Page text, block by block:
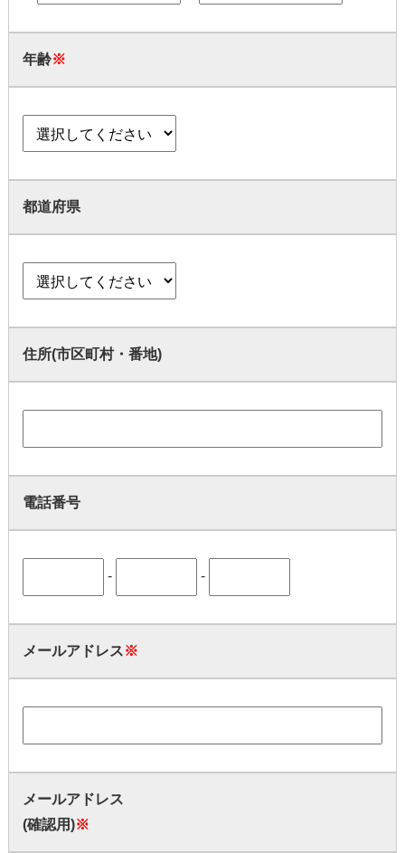
年齢※
都道府県
住所(市区町村・番地)
電話番号
- -
メールアドレス※
メールアドレス
(確認用)※